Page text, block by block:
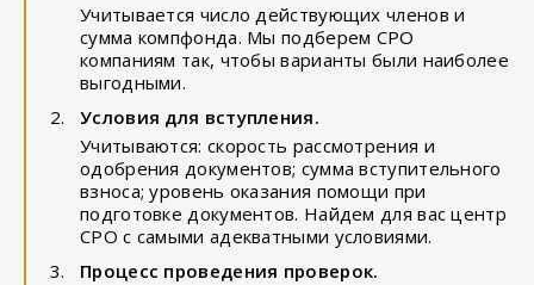
Учитывается число действующих членов и
сумма компфонда. Мы подберем СРО
компаниям так, чтобы варианты были наиболее
выгодными.
Условия для вступления.
Учитываются: скорость рассмотрения и
одобрения документов; сумма вступительного
взноса; уровень оказания помощи при
подготовке документов. Найдем для вас центр
СРО с самыми адекватными условиями.
Процесс проведения проверок.